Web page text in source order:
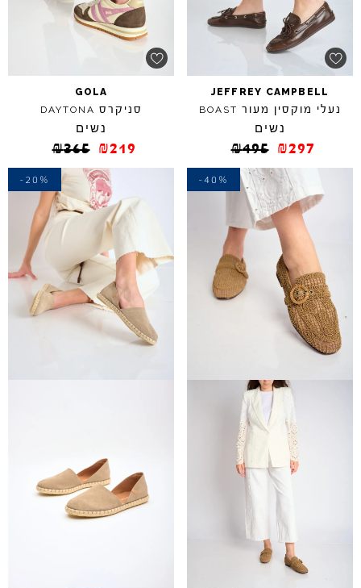
JEFFREY CAMPBELL
נעלי מוקסין מעור BOAST
נשים
₪495 ₪297
GOLA
סניקרס DAYTONA
נשים
₪365 ₪219
-40%
-20%